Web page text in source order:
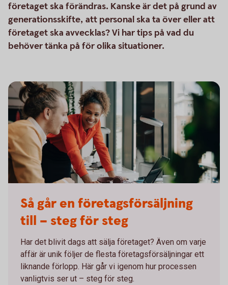
företaget ska förändras. Kanske är det på grund av
generationsskifte, att personal ska ta över eller att
företaget ska avvecklas? Vi har tips på vad du
behöver tänka på för olika situationer.
Så går en företagsförsäljning
till – steg för steg
Har det blivit dags att sälja företaget? Även om varje
affär är unik följer de flesta företagsförsäljningar ett
liknande förlopp. Här går vi igenom hur processen
vanligtvis ser ut – steg för steg.